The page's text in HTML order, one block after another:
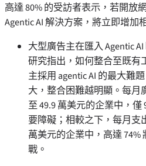
高達 80% 的受訪者表示，若開放
Agentic AI 解決方案，將立即增加
大型廣告主在匯入 Agentic
研究指出，如何整合至既有
主採用 agentic AI 的最大難
大，整合困難越明顯。每月
至 49.9 萬美元的企業中，僅
要障礙；相較之下，每月支
萬美元的企業中，高達 74%
戰。